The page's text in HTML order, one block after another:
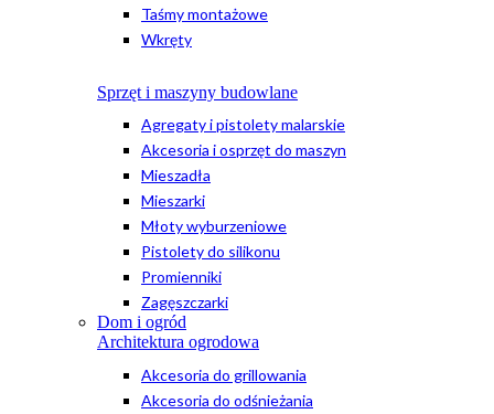
Taśmy montażowe
Wkręty
Sprzęt i maszyny budowlane
Agregaty i pistolety malarskie
Akcesoria i osprzęt do maszyn
Mieszadła
Mieszarki
Młoty wyburzeniowe
Pistolety do silikonu
Promienniki
Zagęszczarki
Dom i ogród
Architektura ogrodowa
Akcesoria do grillowania
Akcesoria do odśnieżania